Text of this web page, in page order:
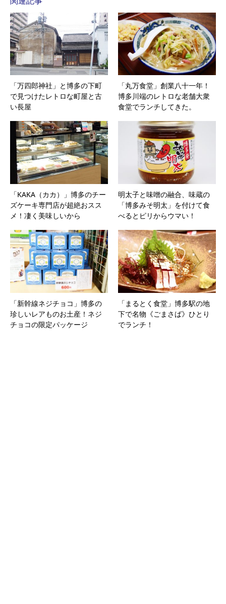
「万四郎神社」と博多の下町
で見つけたレトロな町屋と古
い長屋
「丸万食堂」創業八十一年！
博多川端のレトロな老舗大衆
食堂でランチしてきた。
「KAKA（カカ）」博多のチー
ズケーキ専門店が超絶おスス
メ！凄く美味しいから
明太子と味噌の融合、味蔵の
「博多みそ明太」を付けて食
べるとピリからウマい！
「新幹線ネジチョコ」博多の
珍しいレアものお土産！ネジ
チョコの限定パッケージ
「まるとく食堂」博多駅の地
下で名物《ごまさば》ひとり
でランチ！